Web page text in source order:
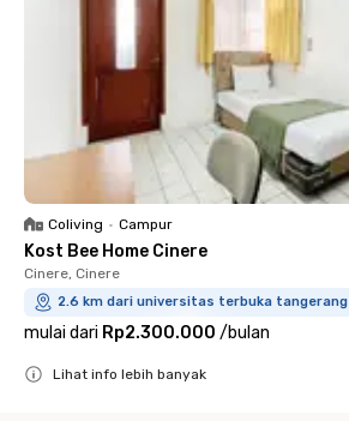
Coliving • Campur
Kost Bee Home Cinere
Cinere, Cinere
2.6 km dari universitas terbuka tangerang
mulai dari Rp2.300.000 /bulan
Lihat info lebih banyak